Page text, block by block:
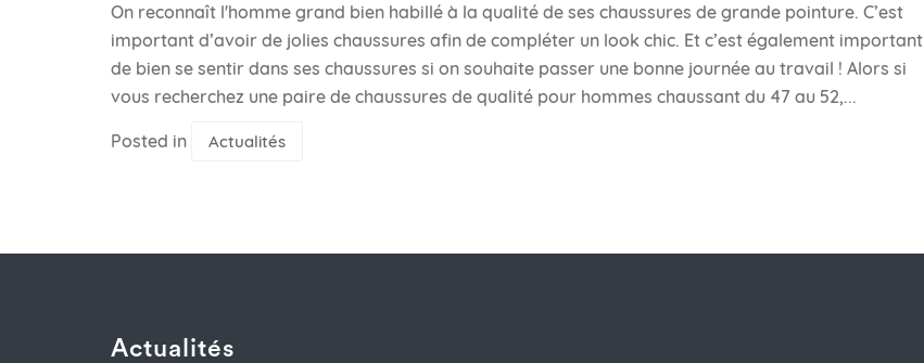
On reconnaît l'homme grand bien habillé à la qualité de ses chaussures de grande pointure. C’est
important d’avoir de jolies chaussures afin de compléter un look chic. Et c’est également important
de bien se sentir dans ses chaussures si on souhaite passer une bonne journée au travail ! Alors si
vous recherchez une paire de chaussures de qualité pour hommes chaussant du 47 au 52,...
Posted in Actualités
Actualités